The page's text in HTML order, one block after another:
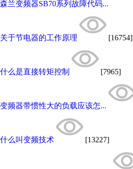
森兰变频器SB70系列故障代码...
关于节电器的工作原理 [16754]
什么是直接转矩控制 [7965]
变频器带惯性大的负载应该怎...
什么叫变频技术 [13227]